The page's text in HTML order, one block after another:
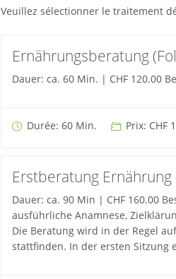
Veuillez sélectionner le traitement
Ernährungsberatung
Dauer: ca. 60 Min. | CHF 120.00
Durée: 60 Min. Prix: CHF
Erstberatung
Dauer: ca. 90 Min | CHF 160.00
ausführliche Anamnese,
Die Beratung wird in der Regel
stattfinden. In der ersten Sitzung